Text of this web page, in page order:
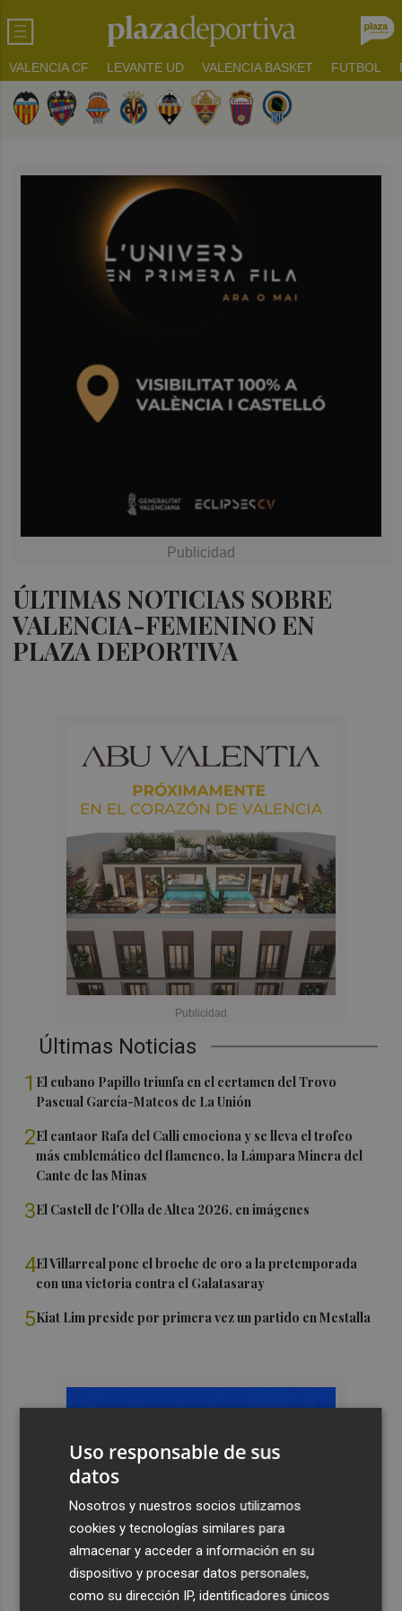
VALENCIA CF LEVANTE UD VALENCIA BASKET FUTBOL
ÚLTIMAS NOTICIAS SOBRE
VALENCIA-FEMENINO EN
PLAZA DEPORTIVA
Últimas Noticias
1 El cubano Papillo triunfa en el certamen del Trovo
Pascual García-Mateos de La Unión
2El cantaor Rafa del Calli emociona y se lleva el trofeo
más emblemático del flamenco, la Lámpara Minera del
Cante de las Minas
3El Castell de l'Olla de Altea 2026, en imágenes
4El Villarreal pone el broche de oro a la pretemporada
con una victoria contra el Galatasaray
5Kiat Lim preside por primera vez un partido en Mestalla
Uso responsable de sus
datos
Nosotros y nuestros socios utilizamos
cookies y tecnologías similares para
almacenar y acceder a información en su
dispositivo y procesar datos personales,
como su dirección IP, identificadores únicos